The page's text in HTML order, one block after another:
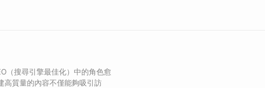
（搜尋引擎最佳化）中的角色愈
高質量的內容不僅能夠吸引訪